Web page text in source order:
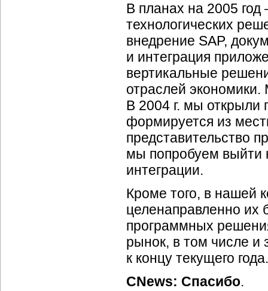
В планах на 2005
технологических
внедрение SAP,
и интеграция
вертикальные
отраслей
В 2004 г. мы открыли
формируется из
представительство
мы попробуем выйти
интеграции.
Кроме того, в нашей
целенаправленно их
программных
рынок, в том числе и
к концу текущего года.
CNews: Спасибо.